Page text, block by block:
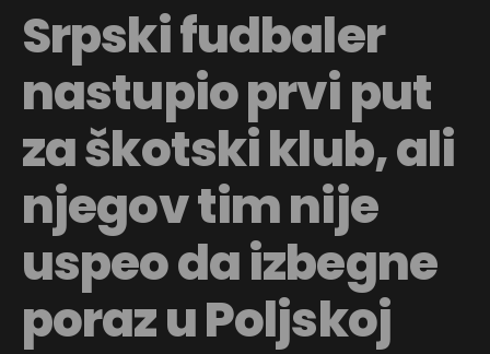
Srpski fudbaler
nastupio prvi put
za škotski klub, ali
njegov tim nije
uspeo da izbegne
poraz u Poljskoj